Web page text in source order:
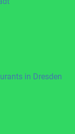
in Dresden